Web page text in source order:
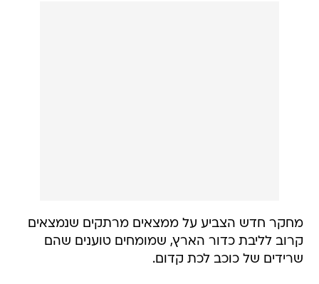
מחקר חדש הצביע על ממצאים מרתקים שנמצאים
קרוב לליבת כדור הארץ, שמומחים טוענים שהם
שרידים של כוכב לכת קדום.